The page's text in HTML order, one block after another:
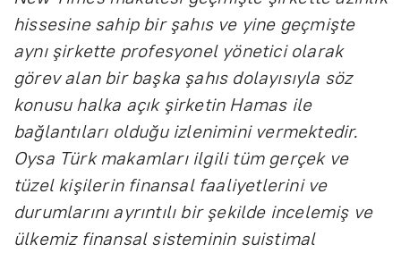
hissesine sahip bir şahıs ve yine geçmişte
aynı şirkette profesyonel yönetici olarak
görev alan bir başka şahıs dolayısıyla söz
konusu halka açık şirketin Hamas ile
bağlantıları olduğu izlenimini vermektedir.
Oysa Türk makamları ilgili tüm gerçek ve
tüzel kişilerin finansal faaliyetlerini ve
durumlarını ayrıntılı bir şekilde incelemiş ve
ülkemiz finansal sisteminin suistimal